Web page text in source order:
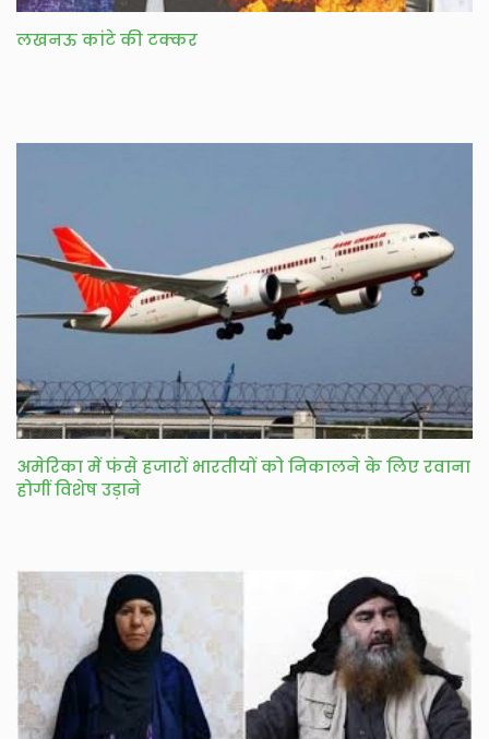
लखनऊ कांटे की टक्कर
अमेरिका में फंसे हजारों भारतीयों को निकालने के लिए रवाना
होगीं विशेष उड़ाने